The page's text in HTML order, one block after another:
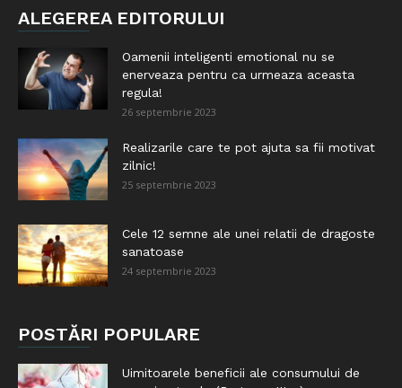
ALEGEREA EDITORULUI
Oamenii inteligenti emotional nu se
enerveaza pentru ca urmeaza aceasta
regula!
26 septembrie 2023
Realizarile care te pot ajuta sa fii motivat
zilnic!
25 septembrie 2023
Cele 12 semne ale unei relatii de dragoste
sanatoase
24 septembrie 2023
POSTĂRI POPULARE
Uimitoarele beneficii ale consumului de